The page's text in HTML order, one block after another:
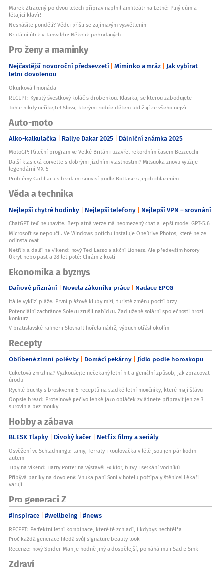
Marek Ztracený po dvou letech příprav naplnil amfiteátr na Letné: Plný dům a
létající klavír!
Nesnášíte pondělí? Vědci přišli se zajímavým vysvětlením
Brutální útok v Tanvaldu: Několik pobodaných
Pro ženy a maminky
Nejčastější novoroční předsevzetí Miminko a mráz Jak vybírat
letní dovolenou
Okurková limonáda
RECEPT: Kynutý švestkový koláč s drobenkou. Klasika, se kterou zabodujete
Tohle nikdy neříkejte! Slova, kterými rodiče dětem ubližují ze všeho nejvíc
Auto-moto
Alko-kalkulačka Rallye Dakar 2025 Dálniční známka 2025
MotoGP: Páteční program ve Velké Británii uzavřel rekordním časem Bezzecchi
Další klasická corvette s dobrými jízdními vlastnostmi? Mitsuoka znovu využije
legendární MX-5
Problémy Cadillacu s brzdami souvisí podle Bottase s jejich chlazením
Věda a technika
Nejlepší chytré hodinky Nejlepší telefony Nejlepší VPN – srovnání
ChatGPT teď neunavíte. Bezplatná verze má neomezený chat a lepší model GPT-5.6
Microsoft se nepoučil. Ve Windows potichu instaluje OneDrive Photos, které nelze
odinstalovat
Netflix a další na víkend: nový Ted Lasso a akční Lioness. Ale především horory
Úkryt nebo past a 28 let poté: Chrám z kostí
Ekonomika a byznys
Daňové přiznání Novela zákoníku práce Nadace EPCG
Itálie vyklízí pláže. První plážové kluby mizí, turisté změnu pocítí brzy
Potenciální zachránce Soleku zrušil nabídku. Zadlužené solární společnosti hrozí
konkurz
V bratislavské rafinerii Slovnaft hořela nádrž, výbuch otřásl okolím
Recepty
Oblíbené zimní polévky Domácí pekárny Jídlo podle horoskopu
Cuketová zmrzlina? Vyzkoušejte nečekaný letní hit a geniální způsob, jak zpracovat
úrodu
Rychlé buchty s broskvemi: 5 receptů na sladké letní moučníky, které mají šťávu
Oopsie bread: Proteinové pečivo lehké jako obláček zvládnete připravit jen ze 3
surovin a bez mouky
Hobby a zábava
BLESK Tlapky Divoký kačer Netflix filmy a seriály
Osvěžení ve Schladmingu: Lamy, ferraty i koulovačka v létě jsou jen pár hodin
autem
Tipy na víkend: Harry Potter na výstavě! Folklor, bitvy i setkání vodníků
Přibývá paniky na dovolené: Vnuka paní Soni v hotelu poštípaly štěnice! Lékaři
varují
Pro generaci Z
#inspirace #wellbeing #news
RECEPT: Perfektní letní kombinace, které tě zchladí, i kdybys nechtěl*a
Proč každá generace hledá svůj signature beauty look
Recenze: nový Spider-Man je hodně jiný a dospělejší, pomáhá mu i Sadie Sink
Zdraví